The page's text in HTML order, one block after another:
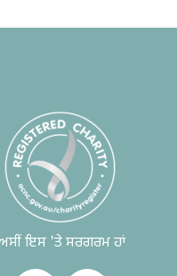
ਇਸ 'ਤੇ ਸਰਗਰਮ ਹਾਂ